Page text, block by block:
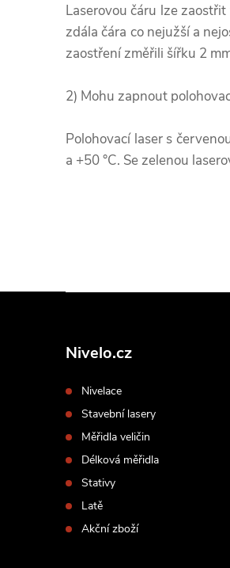
Laserovou čáru lze
zdála čára co nejužší a
zaostření změřili šířku 2
2) Mohu zapnout
Polohovací laser s
a +50 °C. Se zelenou
Nivelo.cz
Nivelace
Stavební lasery
Měřidla veličin
Délková měřidla
Stativy
Latě
Akční zboží